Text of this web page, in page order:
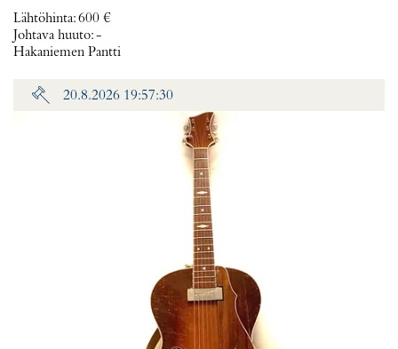
Lähtöhinta:600 €
Johtava huuto:-
Hakaniemen Pantti
20.8.2026 19:57:30